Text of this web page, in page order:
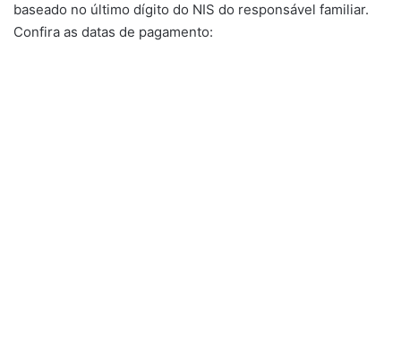
baseado no último dígito do NIS do responsável familiar.
Confira as datas de pagamento: